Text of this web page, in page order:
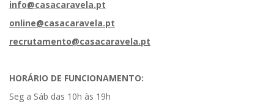
info@casacaravela.pt
online@casacaravela.pt
recrutamento@casacaravela.pt
HORÁRIO DE FUNCIONAMENTO:
Seg a Sáb das 10h às 19h